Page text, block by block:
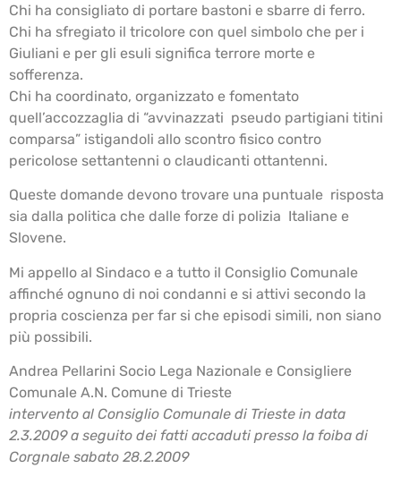
Chi ha consigliato di portare bastoni e sbarre di ferro.
Chi ha sfregiato il tricolore con quel simbolo che per i
Giuliani e per gli esuli significa terrore morte e
sofferenza.
Chi ha coordinato, organizzato e fomentato
quell’accozzaglia di “avvinazzati pseudo partigiani titini
comparsa” istigandoli allo scontro fisico contro
pericolose settantenni o claudicanti ottantenni.
Queste domande devono trovare una puntuale risposta
sia dalla politica che dalle forze di polizia Italiane e
Slovene.
Mi appello al Sindaco e a tutto il Consiglio Comunale
affinché ognuno di noi condanni e si attivi secondo la
propria coscienza per far si che episodi simili, non siano
più possibili.
Andrea Pellarini Socio Lega Nazionale e Consigliere
Comunale A.N. Comune di Trieste
intervento al Consiglio Comunale di Trieste in data
2.3.2009 a seguito dei fatti accaduti presso la foiba di
Corgnale sabato 28.2.2009